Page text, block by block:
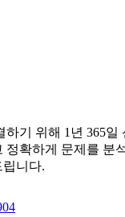
기 위해 1년 365일
정확하게 문제를 분
니다.